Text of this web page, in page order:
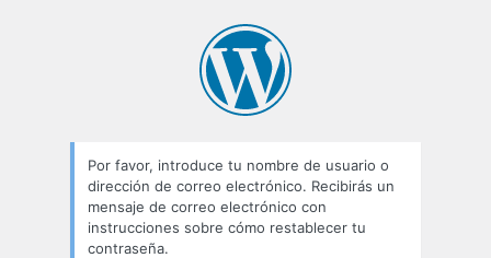
Por favor, introduce tu nombre de usuario o
dirección de correo electrónico. Recibirás un
mensaje de correo electrónico con
instrucciones sobre cómo restablecer tu
contraseña.